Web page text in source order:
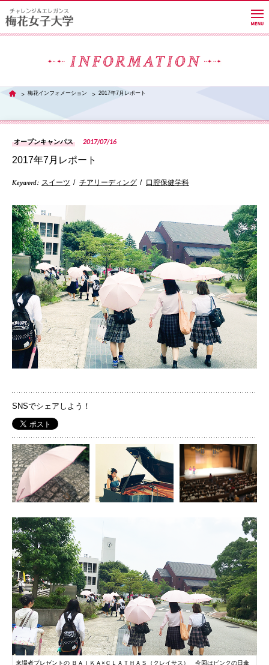
学部・学科・大学院
教員紹介サイト
キャンパスライフ
進路・就職
国際交流
産学連携
交通アクセス
代表
072-643-6221
072-643-6566
TOP 梅花インフォメーション 2017年7月レポート
オープンキャンパス 2017/07/16
2017年7月レポート
Keyword : スイーツ チアリーディング 口腔保健学科
SNSでシェアしよう！
PHOTO
来場者プレゼントの ＢＡＩＫＡ×ＣＬＡＴＨＡＳ（クレイサス） 今回はピンクの日傘